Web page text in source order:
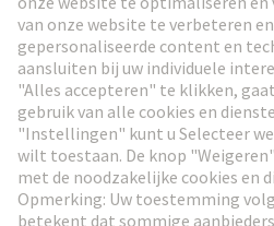
Ga naar registratie
Social Media